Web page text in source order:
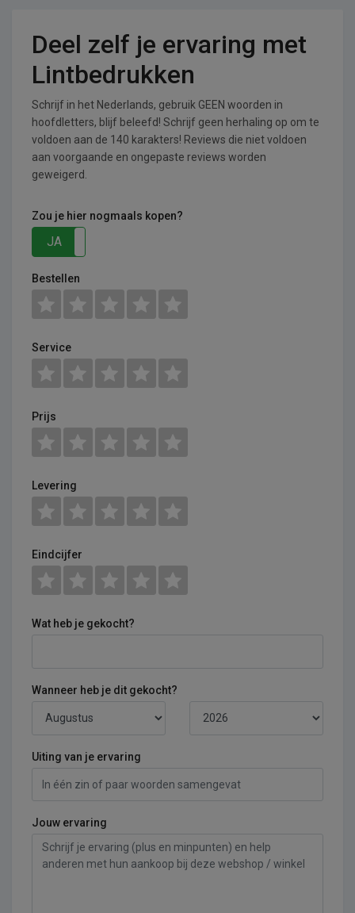
Deel zelf je ervaring met
Lintbedrukken
Schrijf in het Nederlands, gebruik GEEN woorden in
hoofdletters, blijf beleefd! Schrijf geen herhaling op om te
voldoen aan de 140 karakters! Reviews die niet voldoen
aan voorgaande en ongepaste reviews worden
geweigerd.
Zou je hier nogmaals kopen?
JA
Bestellen
Service
Prijs
Levering
Eindcijfer
Wat heb je gekocht?
Wanneer heb je dit gekocht?
Uiting van je ervaring
Jouw ervaring